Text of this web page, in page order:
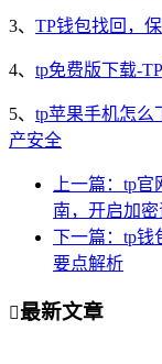
3、 TP钱包找回，
4、 tp免费版下载-
5、 tp苹果手机怎么
产安全
上一篇：tp
南，开启加
下一篇：tp钱
要点解析
最新文章